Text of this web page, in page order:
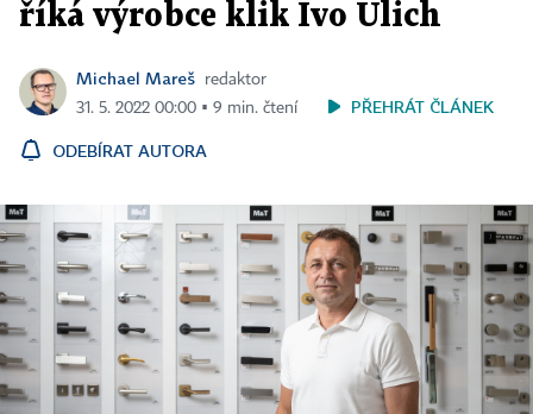
říká výrobce klik Ivo Ulich
Michael Mareš
redaktor
31. 5. 2022 00:00 ▪ 9 min. čtení
PŘEHRÁT ČLÁNEK
ODEBÍRAT AUTORA